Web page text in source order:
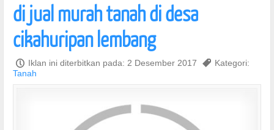
di jual murah tanah di desa
cikahuripan lembang
P Iklan ini diterbitkan pada: 2 Desember 2017 , Kategori:
Tanah